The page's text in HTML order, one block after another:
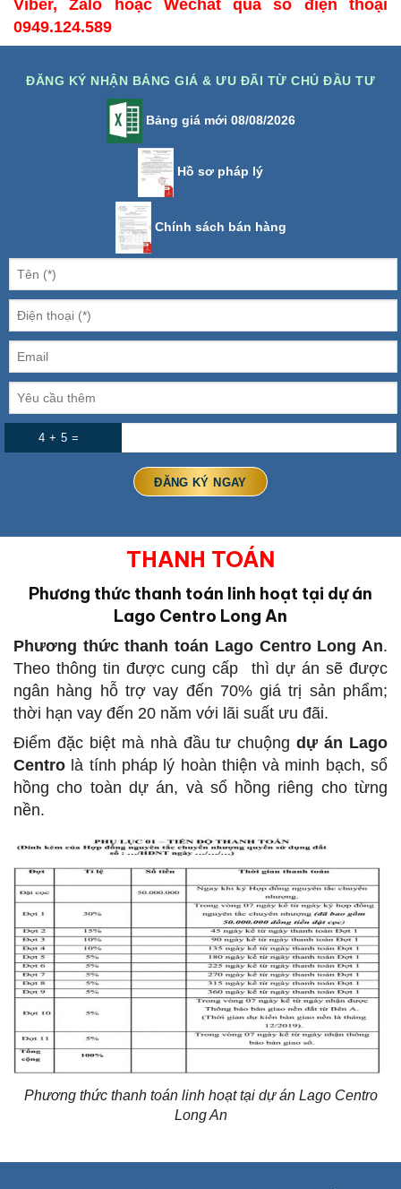
Viber, Zalo hoặc Wechat qua số điện thoại
0949.124.589
ĐĂNG KÝ NHẬN BẢNG GIÁ & ƯU ĐÃI TỪ CHỦ ĐẦU TƯ
Bảng giá mới 08/08/2026
Hồ sơ pháp lý
Chính sách bán hàng
4 + 5 =
THANH TOÁN
Phương thức thanh toán linh hoạt tại dự án
Lago Centro Long An
Phương thức thanh toán Lago Centro Long An.
Theo thông tin được cung cấp thì dự án sẽ được
ngân hàng hỗ trợ vay đến 70% giá trị sản phẩm;
thời hạn vay đến 20 năm với lãi suất ưu đãi.
Điểm đặc biệt mà nhà đầu tư chuộngdự án Lago
Centro là tính pháp lý hoàn thiện và minh bạch, sổ
hồng cho toàn dự án, và sổ hồng riêng cho từng
nền.
Phương thức thanh toán linh hoạt tại dự án Lago Centro
Long An